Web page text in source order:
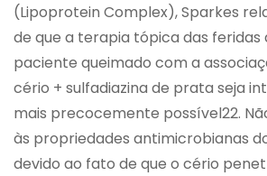
(Lipoprotein Complex), Sparkes
de que a terapia tópica das feridas
paciente queimado com a
cério + sulfadiazina de prata seja
mais precocemente possível22.
às propriedades antimicrobianas
devido ao fato de que o cério